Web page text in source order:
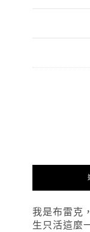
我是布雷克
生只活這麼